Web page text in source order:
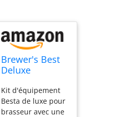
Brewer's Best
Deluxe
Carboy PET
Multicolore
Kit d'équipement
Besta de luxe pour
brasseur avec une